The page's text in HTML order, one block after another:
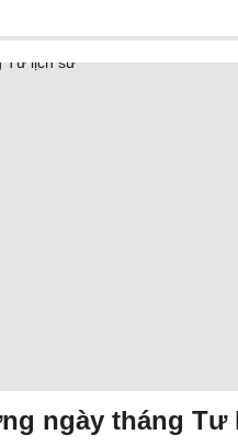
ngày tháng Tư